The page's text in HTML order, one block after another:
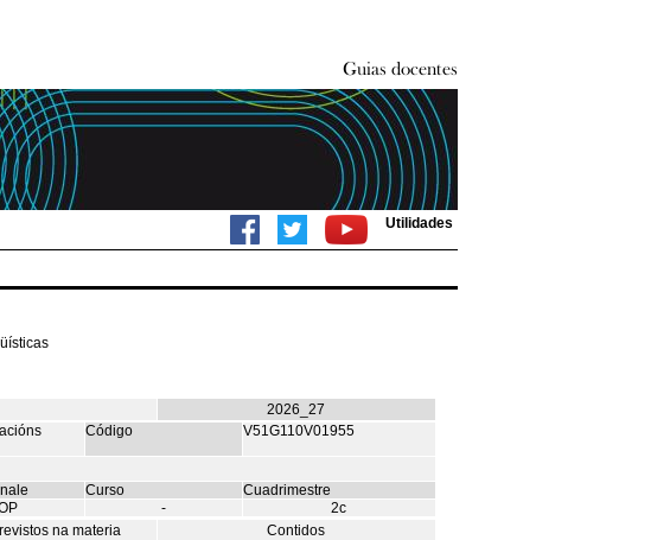
Utilidades
2026_27
Código V51G110V01955
Curso
Cuadrimestre
-
2c
na materia
Contidos